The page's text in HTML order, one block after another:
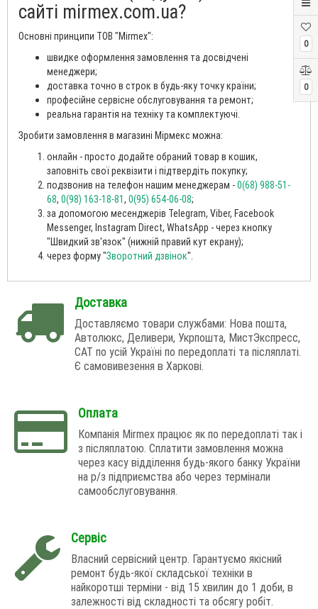
0
0
сайті mirmex.com.ua?
Основні принципи ТОВ "Mirmex":
швидке оформлення замовлення та досвідчені
менеджери;
доставка точно в строк в будь-яку точку країни;
професійне сервісне обслуговування та ремонт;
реальна гарантія на техніку та комплектуючі.
Зробити замовлення в магазині Мірмекс можна:
онлайн - просто додайте обраний товар в кошик,
заповніть свої реквізити і підтвердіть покупку;
подзвонив на телефон нашим менеджерам -0(68) 988-51-
68, 0(98) 163-18-81, 0(95) 654-06-08;
за допомогою месенджерів Telegram, Viber, Facebook
Messenger, Instagram Direct, WhatsApp - через кнопку
"Швидкий зв'язок" (нижній правий кут екрану);
через форму "Зворотний дзвінок".
Доставка
Доставляємо товари службами: Нова пошта,
Автолюкс, Деливери, Укрпошта, МистЭкспресс,
САТ по усій Україні по передоплаті та післяплаті.
Є самовивезення в Харкові.
Оплата
Компанія Mirmex працює як по передоплаті так і
з післяплатою. Сплатити замовлення можна
через касу відділення будь-якого банку України
на р/з підприємства або через термінали
самообслуговування.
Сервіс
Власний сервісний центр. Гарантуємо якісний
ремонт будь-якої складської техніки в
найкоротші терміни - від 15 хвилин до 1 доби, в
залежності від складності та обсягу робіт.